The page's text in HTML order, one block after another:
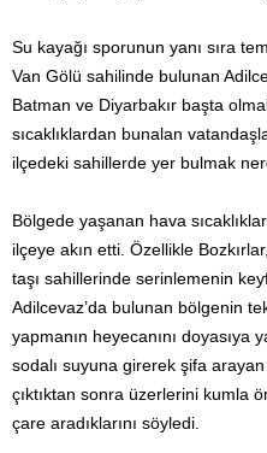
Su kayağı sporunun yanı sıra
Van Gölü sahilinde bulunan
Batman ve Diyarbakır başta
sıcaklıklardan bunalan
ilçedeki sahillerde yer bulmak
Bölgede yaşanan hava
ilçeye akın etti. Özellikle
taşı sahillerinde serinlemenin
Adilcevaz’da bulunan bölgenin
yapmanın heyecanını doyasıya
sodalı suyuna girerek şifa
çıktıktan sonra üzerlerini kumla
çare aradıklarını söyledi.